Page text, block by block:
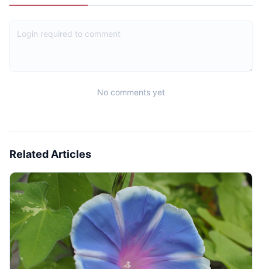
No comments yet
Related Articles